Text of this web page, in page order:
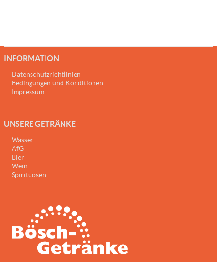
INFORMATION
Datenschutzrichtlinien
Bedingungen und Konditionen
Impressum
UNSERE GETRÄNKE
Wasser
AfG
Bier
Wein
Spirituosen